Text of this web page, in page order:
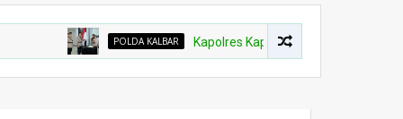
POLDA KALBAR Kapolres Kapuas Hulu Berganti, Kapolda